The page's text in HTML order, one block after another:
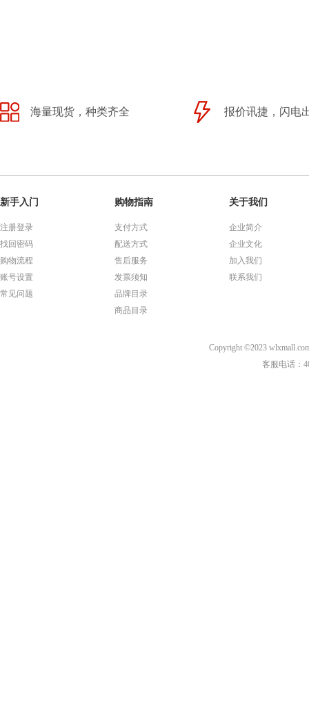
海量现货，种类齐全 报价讯捷，闪电
新手入门
注册登录
找回密码
购物流程
账号设置
常见问题
购物指南
支付方式
配送方式
售后服务
发票须知
品牌目录
商品目录
关于我们
企业简介
企业文化
加入我们
联系我们
Copyright ©2023
客服电话：